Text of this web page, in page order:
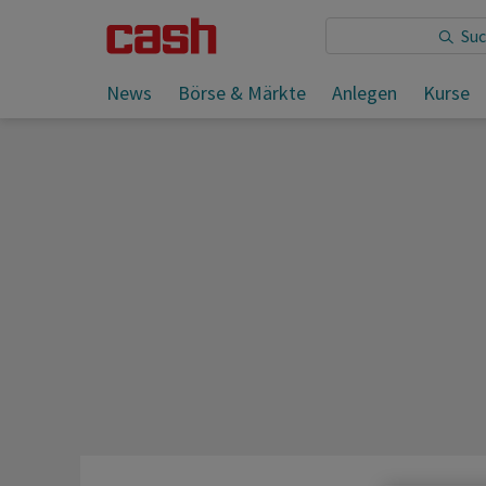
News Börse & Märkte Anlegen Kurse
Sie lesen: